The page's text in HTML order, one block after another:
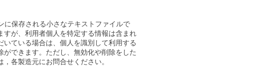
に保存される小さなテキストファイルで
が、利用者個人を特定する情報は含まれ
ている場合は、個人を識別して利用する
できます。ただし、無効化や削除をした
各製造元にお問合せください。